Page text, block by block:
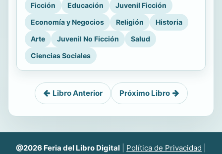
Ficción Educación
Juvenil Ficción
Economía y Negocios
Religión
Historia
Arte
Juvenil No Ficción
Salud
Ciencias Sociales
Libro Anterior Próximo Libro
@2026 Feria del Libro Digital Política de Privacidad